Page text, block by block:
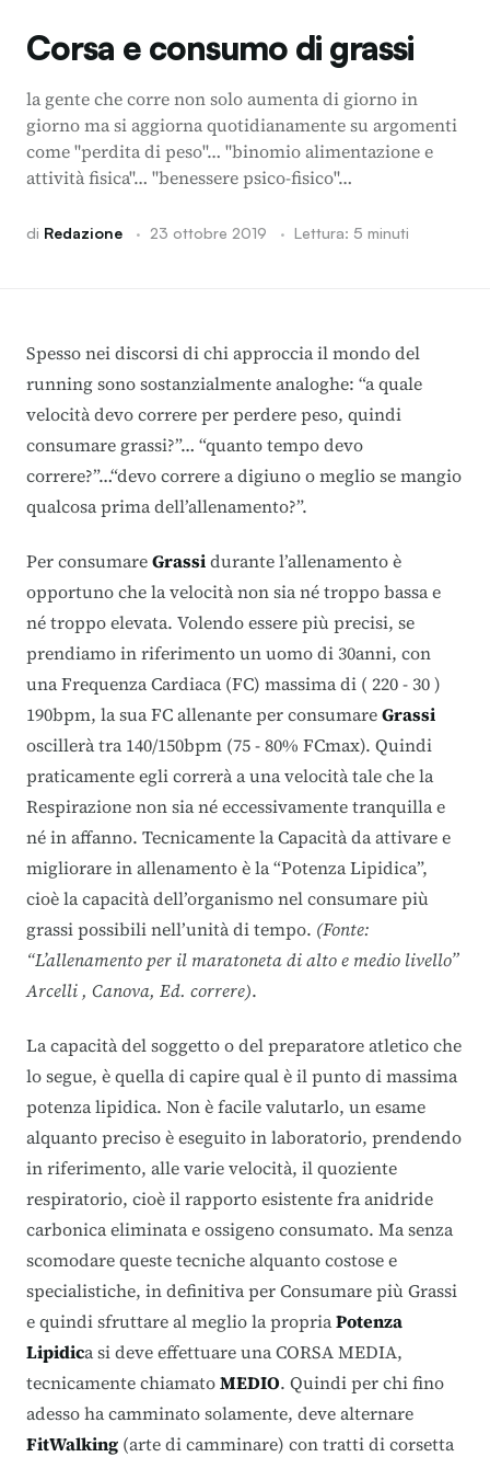
Corsa e consumo di grassi
la gente che corre non solo aumenta di giorno in
giorno ma si aggiorna quotidianamente su argomenti
come "perdita di peso"… "binomio alimentazione e
attività fisica"… "benessere psico-fisico"…
di Redazione · 23 ottobre 2019 · Lettura: 5 minuti
Spesso nei discorsi di chi approccia il mondo del
running sono sostanzialmente analoghe: “a quale
velocità devo correre per perdere peso, quindi
consumare grassi?”… “quanto tempo devo
correre?”…“devo correre a digiuno o meglio se mangio
qualcosa prima dell’allenamento?”.
Per consumareGrassidurante l’allenamento è
opportuno che la velocità non sia né troppo bassa e
né troppo elevata. Volendo essere più precisi, se
prendiamo in riferimento un uomo di 30anni, con
una Frequenza Cardiaca (FC) massima di ( 220 - 30 )
190bpm, la sua FC allenante per consumareGrassi
oscillerà tra 140/150bpm (75 - 80% FCmax). Quindi
praticamente egli correrà a una velocità tale che la
Respirazione non sia né eccessivamente tranquilla e
né in affanno. Tecnicamente la Capacità da attivare e
migliorare in allenamento è la “Potenza Lipidica”,
cioè la capacità dell’organismo nel consumare più
grassi possibili nell’unità di tempo. (Fonte:
“L’allenamento per il maratoneta di alto e medio livello”
Arcelli , Canova, Ed. correre).
La capacità del soggetto o del preparatore atletico che
lo segue, è quella di capire qual è il punto di massima
potenza lipidica. Non è facile valutarlo, un esame
alquanto preciso è eseguito in laboratorio, prendendo
in riferimento, alle varie velocità, il quoziente
respiratorio, cioè il rapporto esistente fra anidride
carbonica eliminata e ossigeno consumato. Ma senza
scomodare queste tecniche alquanto costose e
specialistiche, in definitiva per Consumare più Grassi
e quindi sfruttare al meglio la propriaPotenza
Lipidica si deve effettuare una CORSA MEDIA,
tecnicamente chiamatoMEDIO. Quindi per chi fino
adesso ha camminato solamente, deve alternare
FitWalking (arte di camminare) con tratti di corsetta